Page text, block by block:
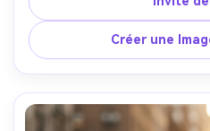
papillon doux avec des
85mm f/1.4, profondeur
encadrement poitrine, angle
moderne, ombres
éditorial, haute
classement de
Créer une